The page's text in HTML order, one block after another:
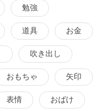
勉強
道具 お金
吹き出し
おもちゃ 矢印
表情 おばけ